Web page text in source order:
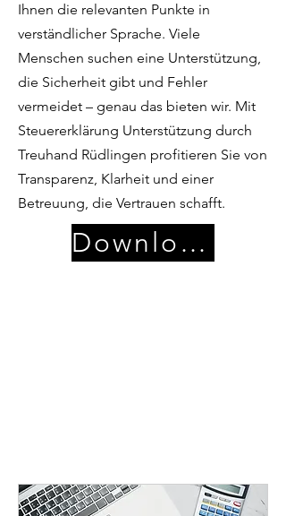
Ihnen die relevanten Punkte in
verständlicher Sprache. Viele
Menschen suchen eine Unterstützung,
die Sicherheit gibt und Fehler
vermeidet – genau das bieten wir. Mit
Steuererklärung Unterstützung durch
Treuhand Rüdlingen profitieren Sie von
Transparenz, Klarheit und einer
Betreuung, die Vertrauen schafft.
Download